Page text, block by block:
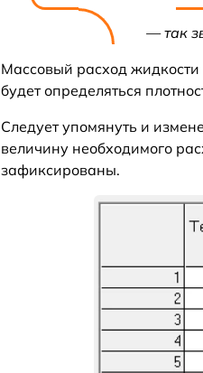
— так
Массовый расход
будет определяться
Следует упомянуть и
величину необходимого
зафиксированы.